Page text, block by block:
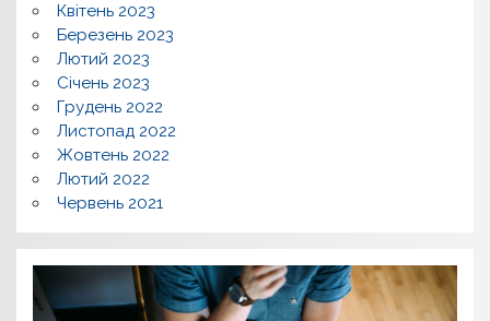
Квітень 2023
Березень 2023
Лютий 2023
Січень 2023
Грудень 2022
Листопад 2022
Жовтень 2022
Лютий 2022
Червень 2021